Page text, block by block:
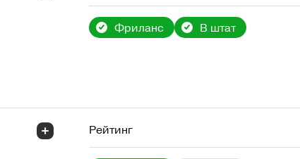
Фриланс В штат
Рейтинг